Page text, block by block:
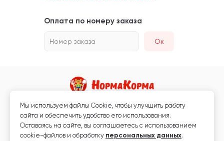
Оплата по номеру заказа
Номер заказа Ок
Магазин кормов для животных и ветаптека
Любая информация, размещённая на сайте, не является публичной
офертой.
Мы используем файлы Сookie, чтобы улучшить работу
сайта и обеспечить удобство его использования.
Оставаясь на сайте, вы соглашаетесь с использованием
cookie-файлов и обработку персональных данных.